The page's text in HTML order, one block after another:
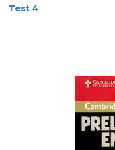
Test 4